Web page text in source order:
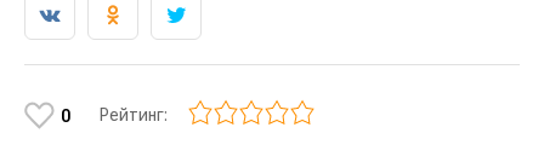
0 Рейтинг: